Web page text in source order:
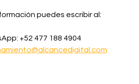
puedes escribir al:
+52 477 188 4904